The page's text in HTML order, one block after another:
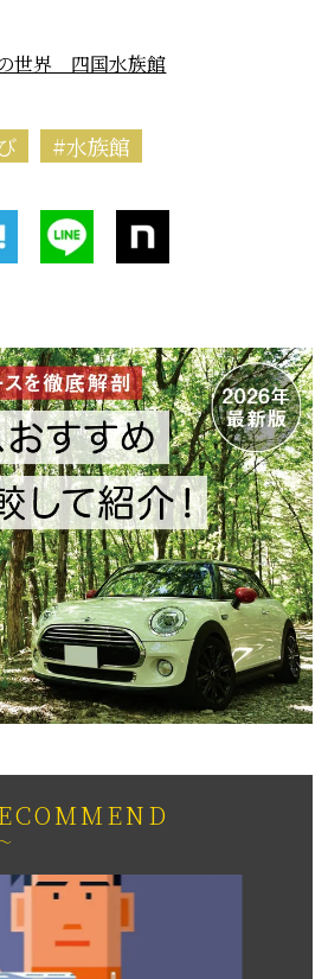
世界 四国水族館
水族館